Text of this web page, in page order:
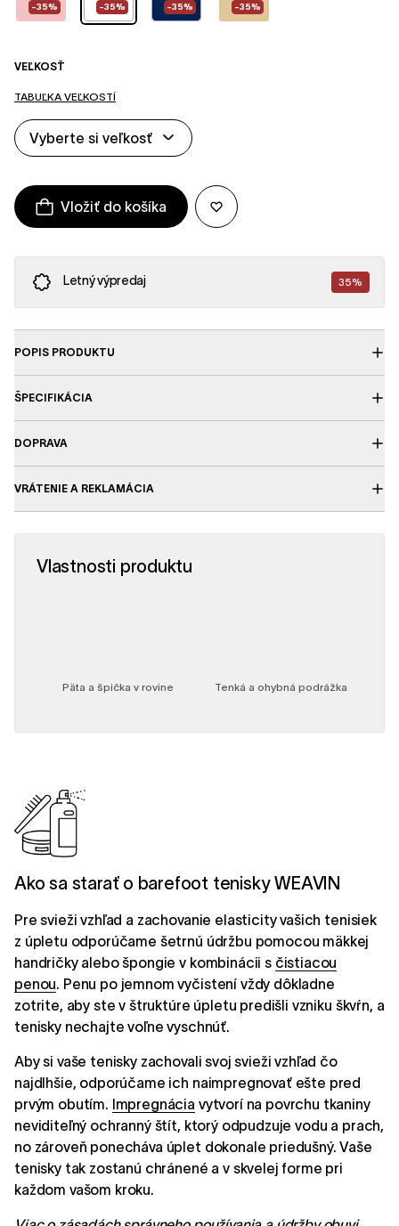
-35% -35% -35% -35%
VEĽKOSŤ
TABUĽKA VEĽKOSTÍ
Vyberte si veľkosť
Vložiť do košíka
Letný výpredaj 35%
POPIS PRODUKTU
ŠPECIFIKÁCIA
DOPRAVA
VRÁTENIE A REKLAMÁCIA
Vlastnosti produktu
Päta a špička v rovine Tenká a ohybná podrážka
Ako sa starať o barefoot tenisky WEAVIN
Pre svieži vzhľad a zachovanie elasticity vašich tenisiek
z úpletu odporúčame šetrnú údržbu pomocou mäkkej
handričky alebo špongie v kombinácii s čistiacou
penou. Penu po jemnom vyčistení vždy dôkladne
zotrite, aby ste v štruktúre úpletu predišli vzniku škvŕn, a
tenisky nechajte voľne vyschnúť.
Aby si vaše tenisky zachovali svoj svieži vzhľad čo
najdlhšie, odporúčame ich naimpregnovať ešte pred
prvým obutím. Impregnácia vytvorí na povrchu tkaniny
neviditeľný ochranný štít, ktorý odpudzuje vodu a prach,
no zároveň ponecháva úplet dokonale priedušný. Vaše
tenisky tak zostanú chránené a v skvelej forme pri
každom vašom kroku.